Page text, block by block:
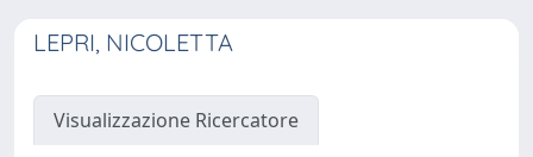
LEPRI, NICOLETTA
Visualizzazione Ricercatore